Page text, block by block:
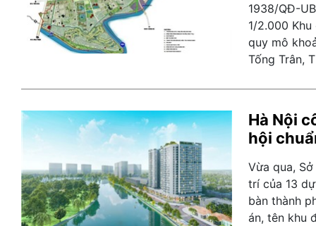
1938/QĐ-
1/2.000
quy mô
Tống Trân,
Hà Nội
hội
Vừa qua,
trí của 13
bàn thành
án, tên khu